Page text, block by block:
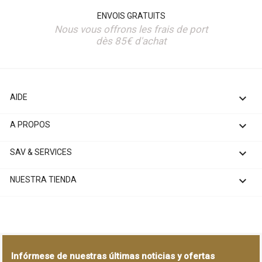
ENVOIS GRATUITS
Nous vous offrons les frais de port
dès 85€ d'achat
AIDE 
A PROPOS 
SAV & SERVICES 
NUESTRA TIENDA 
Infórmese de nuestras últimas noticias y ofertas